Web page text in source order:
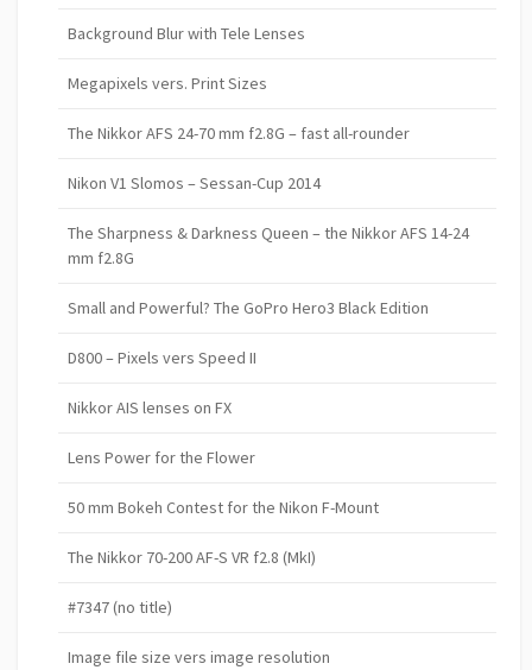
Background Blur with Tele Lenses
Megapixels vers. Print Sizes
The Nikkor AFS 24-70 mm f2.8G – fast all-rounder
Nikon V1 Slomos – Sessan-Cup 2014
The Sharpness & Darkness Queen – the Nikkor AFS 14-24
mm f2.8G
Small and Powerful? The GoPro Hero3 Black Edition
D800 – Pixels vers Speed II
Nikkor AIS lenses on FX
Lens Power for the Flower
50 mm Bokeh Contest for the Nikon F-Mount
The Nikkor 70-200 AF-S VR f2.8 (MkI)
#7347 (no title)
Image file size vers image resolution